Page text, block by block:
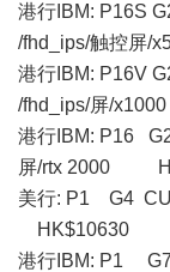
港行IBM:
/fhd_ips/触控
港行IBM:
/fhd_ips/屏/
港行IBM: P16
屏/rtx 2000
美行: P1 G4
HK$10630
港行IBM: P1